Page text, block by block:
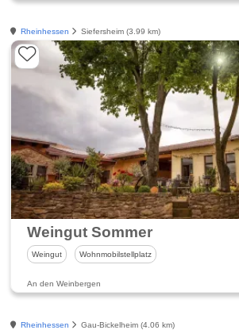
Rheinhessen Siefersheim (3.99 km)
Weingut Sommer
Weingut Wohnmobilstellplatz
An den Weinbergen
Rheinhessen Gau-Bickelheim (4.06 km)